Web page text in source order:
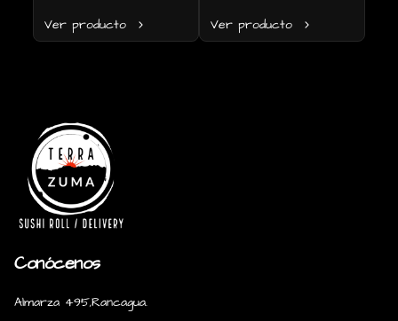
Ver producto
piezas)
Ver producto
Conócenos
Almarza 495,Rancagua.